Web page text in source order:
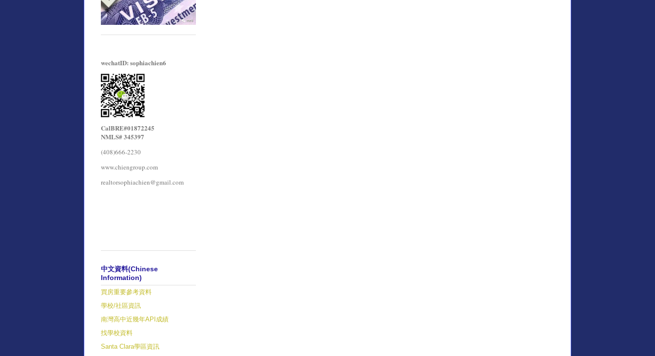
wechatID: sophiachien6
CalBRE#01872245
NMLS# 345397
(408)666-2230
www.chiengroup.com
realtorsophiachien@gmail.com
中文資料(Chinese
Information)
買房重要參考資料
學校/社區資訊
南灣高中近幾年API成績
找學校資料
Santa Clara學區資訊